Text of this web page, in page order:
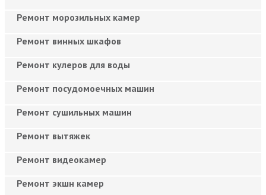
Ремонт морозильных камер
Ремонт винных шкафов
Ремонт кулеров для воды
Ремонт посудомоечных машин
Ремонт сушильных машин
Ремонт вытяжек
Ремонт видеокамер
Ремонт экшн камер